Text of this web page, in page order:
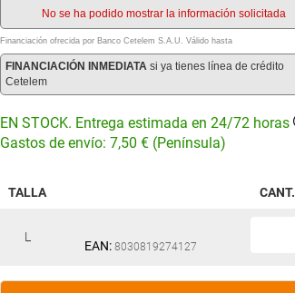
No se ha podido mostrar la información solicitada
Financiación ofrecida por Banco Cetelem S.A.U. Válido hasta
FINANCIACIÓN INMEDIATA si ya tienes línea de crédito
Cetelem
EN STOCK. Entrega estimada en 24/72 horas
Gastos de envío: 7,50 € (Península)
TALLA CANT.
L
EAN: 8030819274127